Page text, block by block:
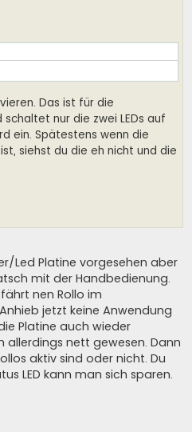
Das ist für die
nur die zwei LEDs auf
ein. Spätestens wenn die
siehst du die eh nicht und die
Led Platine vorgesehen aber
mit der Handbedienung.
nen Rollo im
jetzt keine Anwendung
Platine auch wieder
allerdings nett gewesen. Dann
aktiv sind oder nicht. Du
LED kann man sich sparen.